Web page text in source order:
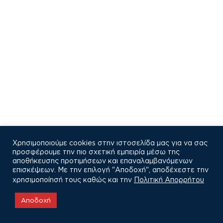
Χρησιμοποιούμε cookies στην ιστοσελίδα μας για να σας
προσφέρουμε την πιο σχετική εμπειρία μέσω της
αποθήκευσης προτιμήσεων και επαναλαμβανόμενων
επισκέψεων. Με την επιλογή "Αποδοχή", αποδέχεστε την
χρησιμοποίησή τους καθώς και την Πολιτική Απορρήτου
Αποδοχή